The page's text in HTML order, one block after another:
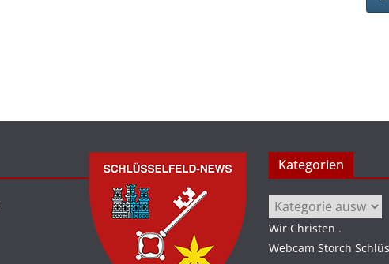
Kategorien
Kategorien
Wir Christen .
Webcam Storch